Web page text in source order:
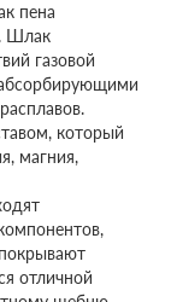
пена
Шлак
газовой
который
магния,
отличной